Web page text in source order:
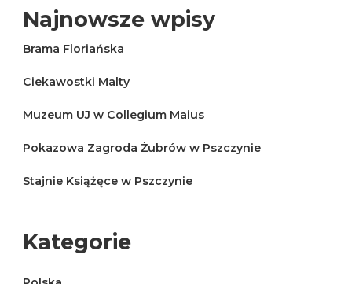
Najnowsze wpisy
Brama Floriańska
Ciekawostki Malty
Muzeum UJ w Collegium Maius
Pokazowa Zagroda Żubrów w Pszczynie
Stajnie Książęce w Pszczynie
Kategorie